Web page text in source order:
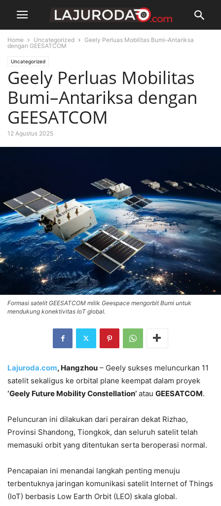
Home Uncategorized
Geely Perluas Mobilitas Bumi–Antariksa
dengan GEESATCOM
Uncategorized
Geely Perluas Mobilitas
Bumi–Antariksa dengan
GEESATCOM
12 Agustus 2025
Formasi satelit GEESATCOM milik Geespace mengorbit Bumi untuk
mendukung konektivitas IoT global.
Lajuroda.com, Hangzhou – Geely sukses meluncurkan 11
satelit sekaligus ke orbital plane keempat dalam proyek
‘Geely Future Mobility Constellation’ atau GEESATCOM.
Peluncuran ini dilakukan dari perairan dekat Rizhao,
Provinsi Shandong, Tiongkok, dan seluruh satelit telah
memasuki orbit yang ditentukan serta beroperasi normal.
Pencapaian ini menandai langkah penting menuju
terbentuknya jaringan komunikasi satelit Internet of Things
(IoT) berbasis Low Earth Orbit (LEO) skala global.